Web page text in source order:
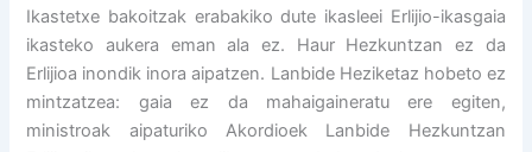
Ikastetxe bakoitzak erabakiko dute ikasleei Erlijio-ikasgaia
ikasteko aukera eman ala ez. Haur Hezkuntzan ez da
Erlijioa inondik inora aipatzen. Lanbide Heziketaz hobeto ez
mintzatzea: gaia ez da mahaigaineratu ere egiten,
ministroak aipaturiko Akordioek Lanbide Hezkuntzan